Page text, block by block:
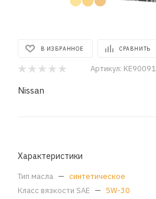
В ИЗБРАННОЕ СРАВНИТЬ
Артикул:
Nissan
Характеристики
Тип масла — синтетическое
Класс вязкости SAE — 5W-30